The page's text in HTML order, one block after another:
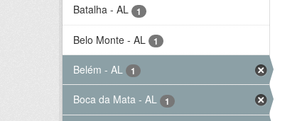
Batalha - AL 1
Belo Monte - AL 1
Belém - AL 1
Boca da Mata - AL 1